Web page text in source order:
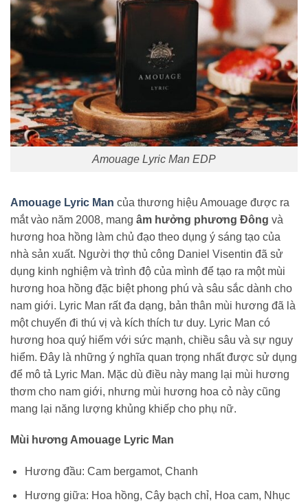
Amouage Lyric Man EDP
Amouage Lyric Man của thương hiệu Amouage được ra
mắt vào năm 2008, mang âm hưởng phương Đông và
hương hoa hồng làm chủ đạo theo dụng ý sáng tạo của
nhà sản xuất. Người thợ thủ công Daniel Visentin đã sử
dụng kinh nghiệm và trình độ của mình để tạo ra một mùi
hương hoa hồng đặc biệt phong phú và sâu sắc dành cho
nam giới. Lyric Man rất đa dạng, bản thân mùi hương đã là
một chuyến đi thú vị và kích thích tư duy. Lyric Man có
hương hoa quý hiếm với sức mạnh, chiều sâu và sự nguy
hiểm. Đây là những ý nghĩa quan trọng nhất được sử dụng
để mô tả Lyric Man. Mặc dù điều này mang lại mùi hương
thơm cho nam giới, nhưng mùi hương hoa cỏ này cũng
mang lại năng lượng khủng khiếp cho phụ nữ.
Mùi hương Amouage Lyric Man
Hương đầu: Cam bergamot, Chanh
Hương giữa: Hoa hồng, Cây bạch chỉ, Hoa cam, Nhục